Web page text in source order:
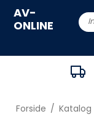
AV-
ONLINE
Forside / Katalog